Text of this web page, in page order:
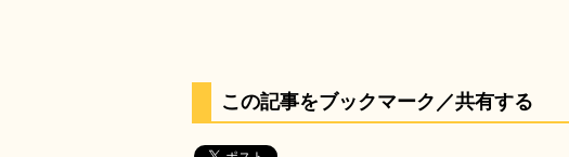
この記事をブックマーク／共有する